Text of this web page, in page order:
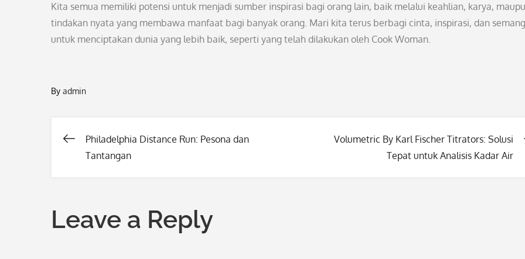
Kita semua memiliki potensi untuk menjadi sumber inspirasi bagi orang lain, baik melalui keahlian, karya,
tindakan nyata yang membawa manfaat bagi banyak orang. Mari kita terus berbagi cinta, inspirasi, dan
untuk menciptakan dunia yang lebih baik, seperti yang telah dilakukan oleh Cook Woman.
By admin
Post
Philadelphia Distance Run: Pesona dan
Tantangan
Volumetric By Karl Fischer Titrators: Solusi
Tepat untuk Analisis Kadar Air
Leave a Reply